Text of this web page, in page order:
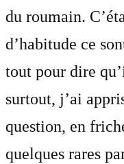
du roumain.
d’habitude ce
tout pour dire
surtout, j’ai
question, en
quelques rares